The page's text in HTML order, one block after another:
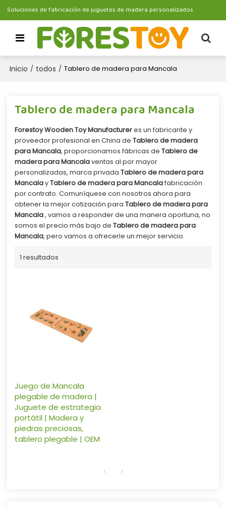
Soluciones de fabricación de juguetes de madera personalizados
Inicio / todos / Tablero de madera para Mancala
Tablero de madera para Mancala
Forestoy Wooden Toy Manufactureres un fabricante y
proveedor profesional en China de Tablero de madera
para Mancala, proporcionamos fábricas de Tablero de
madera para Mancalaventas al por mayor
personalizadas, marca privada Tablero de madera para
MancalayTablero de madera para Mancalafabricación
por contrato. Comuníquese con nosotros ahora para
obtener la mejor cotización para Tablero de madera para
Mancala, vamos a responder de una manera oportuna, no
somos el precio más bajo de Tablero de madera para
Mancala, pero vamos a ofrecerle un mejor servicio.
1 resultados
Juego de Mancala
plegable de madera |
Juguete de estrategia
portátil | Madera y
piedras preciosas,
tablero plegable | OEM